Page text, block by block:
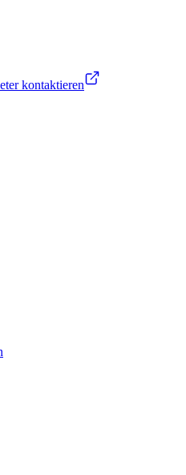
kontaktieren